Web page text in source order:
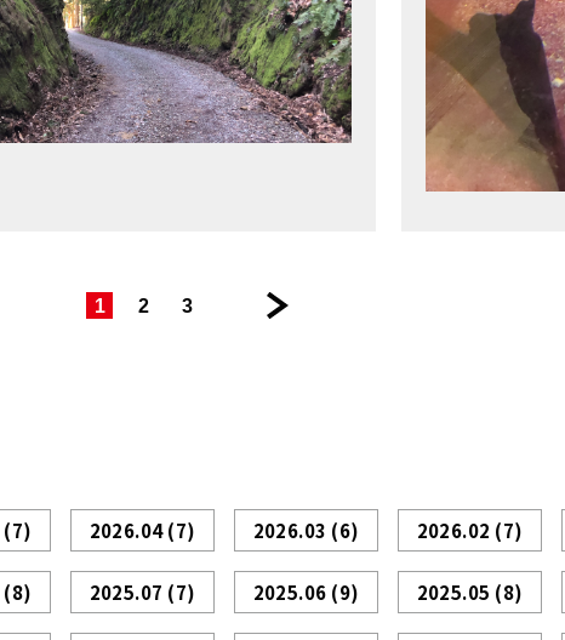
1 2 3
次
(7) 2026.04(7) 2026.03 (6) 2026.02 (7)
(8) 2025.07 (7) 2025.06 (9) 2025.05 (8)